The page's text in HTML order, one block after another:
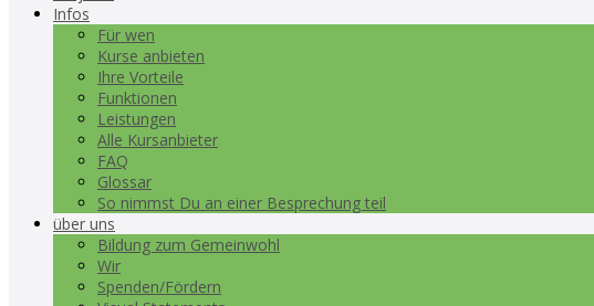
Infos
Für wen
Kurse anbieten
Ihre Vorteile
Funktionen
Leistungen
Alle Kursanbieter
FAQ
Glossar
So nimmst Du an einer Besprechung teil
über uns
Bildung zum Gemeinwohl
Wir
Spenden/Fördern